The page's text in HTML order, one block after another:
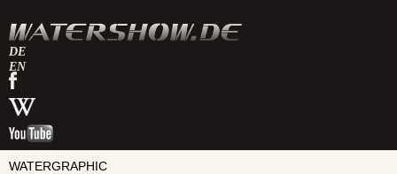
DE
EN
watershow
auf
facebook
watershow
bei
wikipedia
watershow
youtube
WATERGRAPHIC